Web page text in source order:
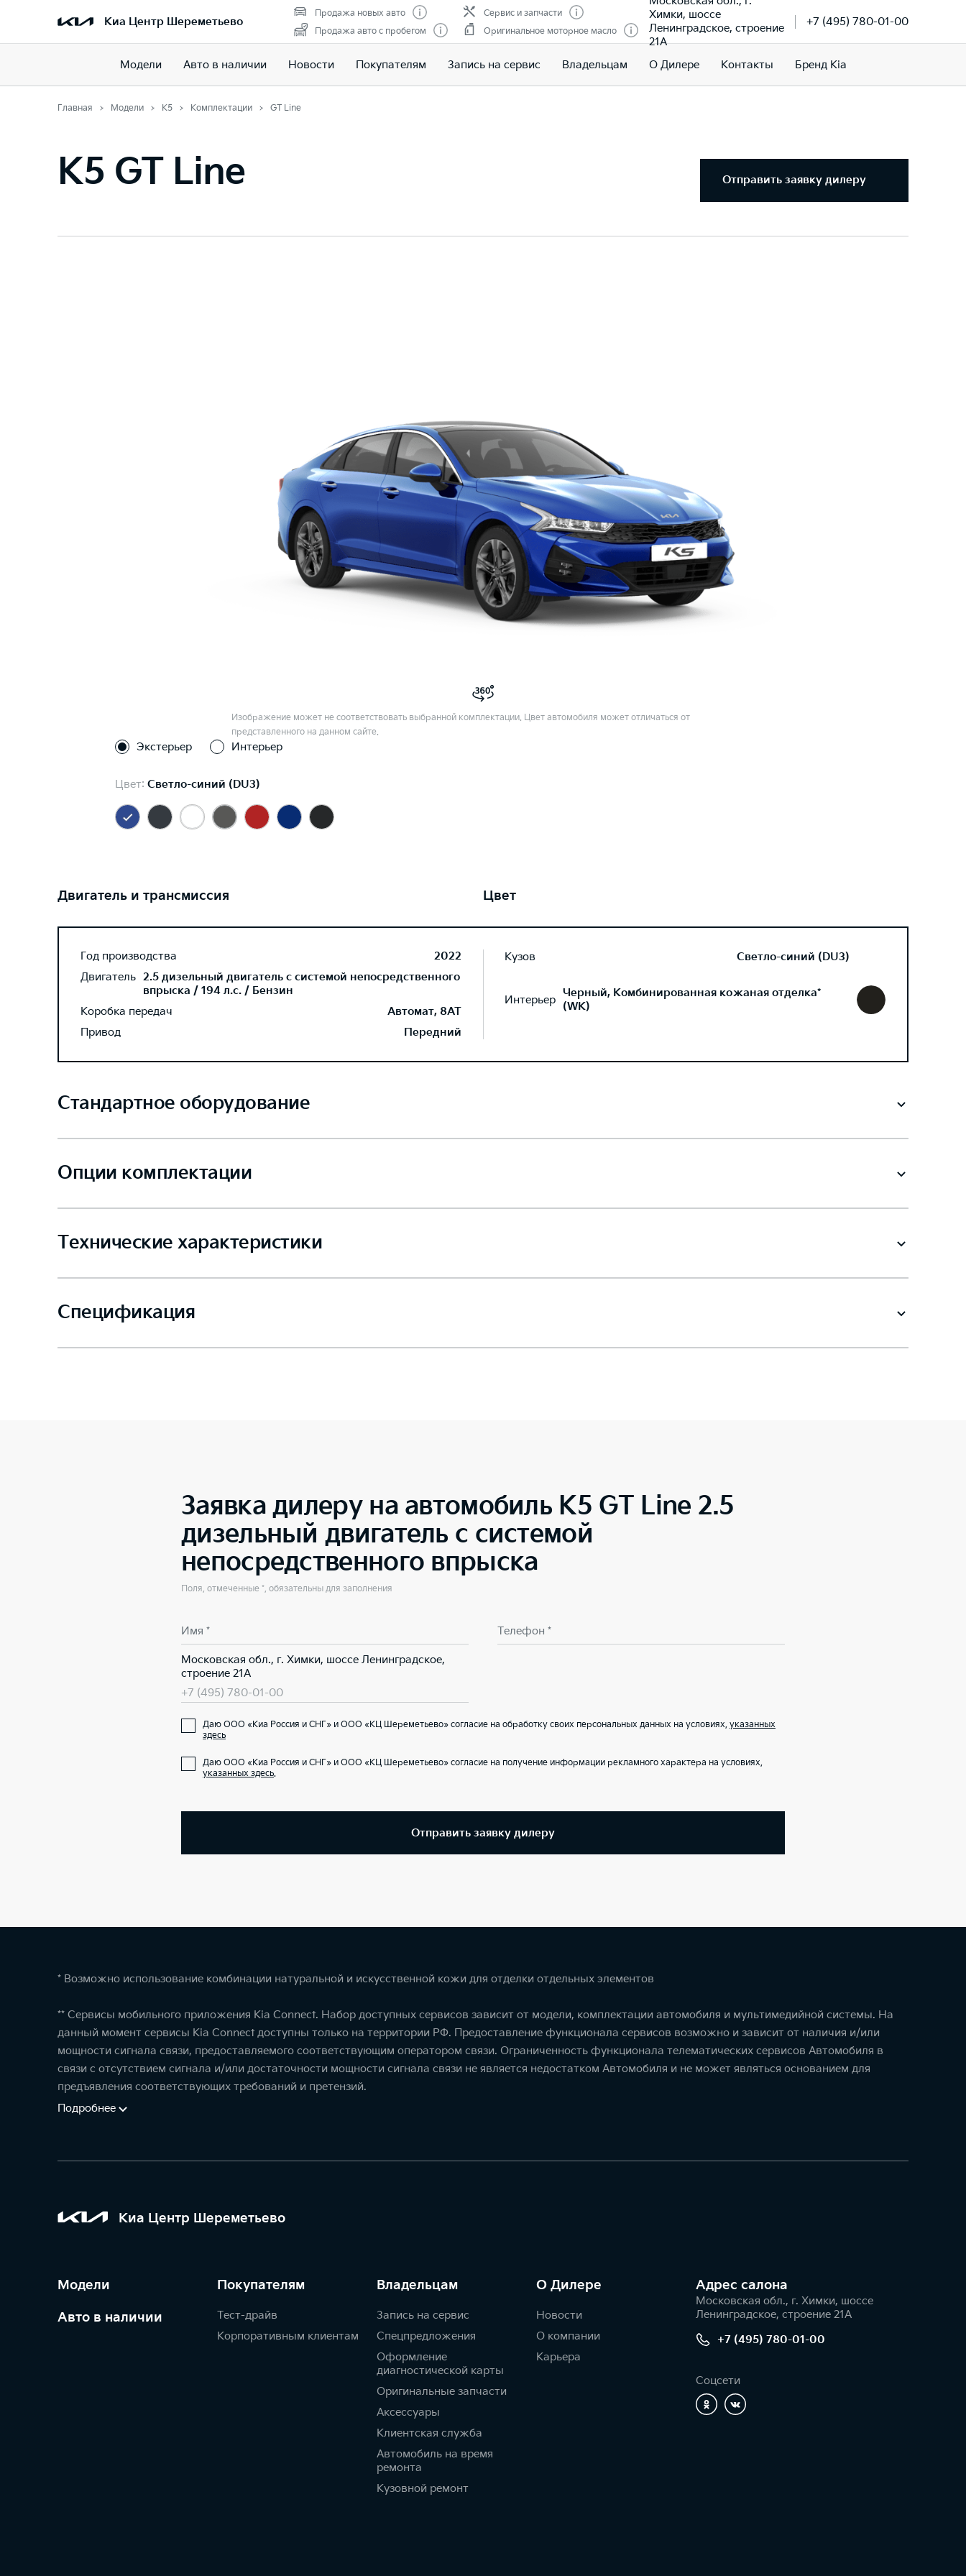
Киа Центр Шереметьево
Продажа новых авто
Продажа авто с пробегом
Сервис и запчасти
Оригинальное моторное масло
Химки, шоссе
Ленинградское, строение
21А
+7 (495) 780-01-00
Модели Авто в наличии Новости Покупателям Запись на сервис Владельцам О Дилере Контакты Бренд Kia
Главная Модели K5 Комплектации GT Line
K5 GT Line Отправить заявку дилеру
Изображение может не соответствовать выбранной комплектации. Цвет автомобиля может отличаться от
представленного на данном сайте.
Экстерьер Интерьер
Цвет: Светло-синий (DU3)
Двигатель и трансмиссия
Год производства
2022
Двигатель 2.5 дизельный двигатель с системой непосредственного
впрыска / 194 л.с. / Бензин
Коробка передач
Автомат, 8AT
Привод
Передний
Цвет
Кузов Светло-синий (DU3)
Интерьер Черный, Комбинированная кожаная отделка*
(WK)
Стандартное оборудование
Опции комплектации
Технические характеристики
Спецификация
Заявка дилеру на автомобиль K5 GT Line 2.5
дизельный двигатель с системой
непосредственного впрыска
Поля, отмеченные *, обязательны для заполнения
Имя * Телефон *
Московская обл., г. Химки, шоссе Ленинградское,
строение 21А
+7 (495) 780-01-00
Даю ООО «Киа Россия и СНГ» и ООО «КЦ Шереметьево» согласие на обработку своих персональных данных на условиях, указанных
здесь
Даю ООО «Киа Россия и СНГ» и ООО «КЦ Шереметьево» согласие на получение информации рекламного характера на условиях,
указанных здесь.
Отправить заявку дилеру
* Возможно использование комбинации натуральной и искусственной кожи для отделки отдельных элементов
** Сервисы мобильного приложения Kia Connect. Набор доступных сервисов зависит от модели, комплектации автомобиля и мультимедийной системы. На
данный момент сервисы Kia Connect доступны только на территории РФ. Предоставление функционала сервисов возможно и зависит от наличия и/или
мощности сигнала связи, предоставляемого соответствующим оператором связи. Ограниченность функционала телематических сервисов Автомобиля в
связи с отсутствием сигнала и/или достаточности мощности сигнала связи не является недостатком Автомобиля и не может являться основанием для
предъявления соответствующих требований и претензий.
Подробнее
Киа Центр Шереметьево
Модели
Авто в наличии
Покупателям
Тест-драйв
Корпоративным клиентам
Владельцам
Запись на сервис
Спецпредложения
Оформление
диагностической карты
Оригинальные запчасти
Аксессуары
Клиентская служба
Автомобиль на время
ремонта
Кузовной ремонт
О Дилере
Новости
О компании
Карьера
Адрес салонa
Московская обл., г. Химки, шоссе
Ленинградское, строение 21А
+7 (495) 780-01-00
Соцсети